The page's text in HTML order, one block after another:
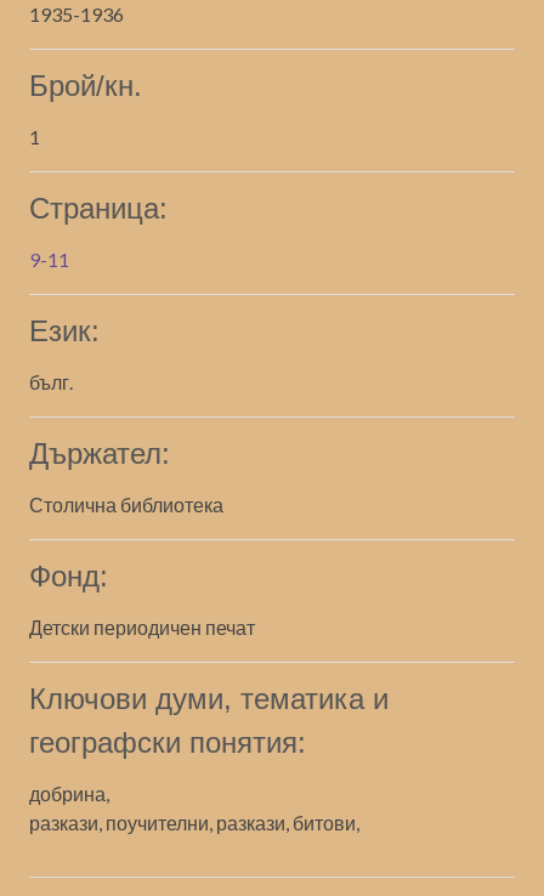
1935-1936
Брой/кн.
1
Страница:
9-11
Език:
бълг.
Държател:
Столична библиотека
Фонд:
Детски периодичен печат
Ключови думи, тематика и
географски понятия:
добрина,
разкази, поучителни, разкази, битови,